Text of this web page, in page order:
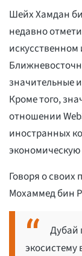
Шейх Хамдан
недавно
искусственном
значительные
Кроме того,
отношении
иностранных
Говоря о своих
Мохаммед бин
Дубай
экосистему